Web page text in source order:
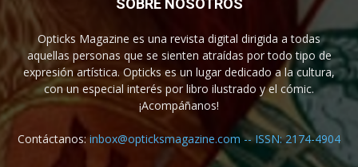
Opticks Magazine es una revista digital dirigida a todas
aquellas personas que se sienten atraídas por todo tipo de
expresión artística. Opticks es un lugar dedicado a la cultura,
con un especial interés por libro ilustrado y el cómic.
¡Acompáñanos!
Contáctanos:inbox@opticksmagazine.com -- ISSN: 2174-4904